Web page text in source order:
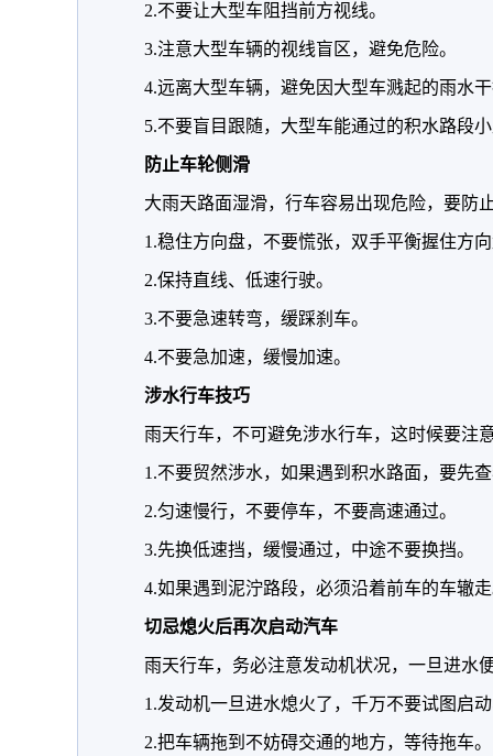
2.不要让大型车阻挡前方视线。
3.注意大型车辆的视线盲区，避免危险。
4.远离大型车辆，避免因大型车溅起的雨水
5.不要盲目跟随，大型车能通过的积水路段
防止车轮侧滑
大雨天路面湿滑，行车容易出现危险，要防
1.稳住方向盘，不要慌张，双手平衡握住方
2.保持直线、低速行驶。
3.不要急速转弯，缓踩刹车。
4.不要急加速，缓慢加速。
涉水行车技巧
雨天行车，不可避免涉水行车，这时候要注
1.不要贸然涉水，如果遇到积水路面，要先
2.匀速慢行，不要停车，不要高速通过。
3.先换低速挡，缓慢通过，中途不要换挡。
4.如果遇到泥泞路段，必须沿着前车的车辙
切忌熄火后再次启动汽车
雨天行车，务必注意发动机状况，一旦进水
1.发动机一旦进水熄火了，千万不要试图启
2.把车辆拖到不妨碍交通的地方，等待拖车。